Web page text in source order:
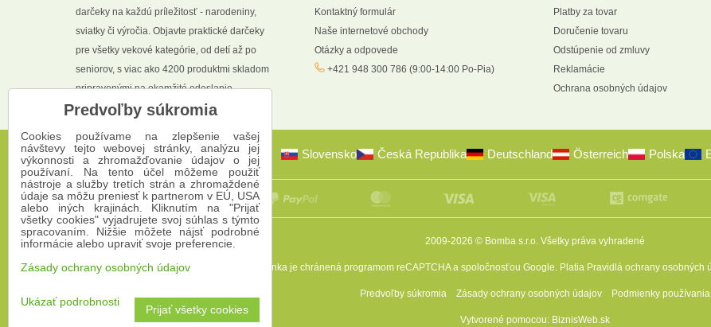
darčeky na každú príležitosť - narodeniny,
sviatky či výročia. Objavte praktické darčeky
pre všetky vekové kategórie, od detí až po
seniorov, s viac ako 4200 produktmi skladom
pripravenými na okamžité odoslanie.
Kontaktný formulár
Naše internetové obchody
Otázky a odpovede
+421 948 300 786 (9:00-14:00 Po-Pia)
Platby za tovar
Doručenie tovaru
Odstúpenie od zmluvy
Reklamácie
Ochrana osobných údajov
Slovensko Česká Republika Deutschland Österreich Polska
2009-2026 © Bomba s.r.o. Všetky práva vyhradené
Táto stránka je chránená programom reCAPTCHA a spoločnosťou Google. Platia Pravidlá ochrany osobných
Predvoľby súkromia Zásady ochrany osobných údajov Podmienky používania
Vytvorené pomocou: BiznisWeb.sk
Predvoľby súkromia
Cookies používame na zlepšenie vašej
návštevy tejto webovej stránky, analýzu jej
výkonnosti a zhromažďovanie údajov o jej
používaní. Na tento účel môžeme použiť
nástroje a služby tretích strán a zhromaždené
údaje sa môžu preniesť k partnerom v EÚ, USA
alebo iných krajinách. Kliknutím na "Prijať
všetky cookies" vyjadrujete svoj súhlas s týmto
spracovaním. Nižšie môžete nájsť podrobné
informácie alebo upraviť svoje preferencie.
Zásady ochrany osobných údajov
Ukázať podrobnosti
Prijať všetky cookies